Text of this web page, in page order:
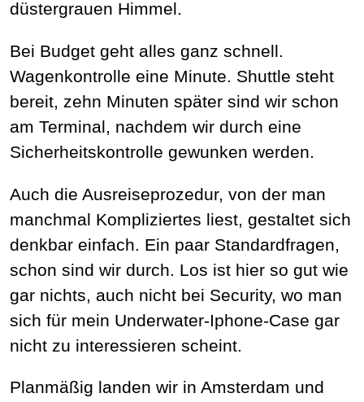
düstergrauen Himmel.
Bei Budget geht alles ganz schnell.
Wagenkontrolle eine Minute. Shuttle steht
bereit, zehn Minuten später sind wir schon
am Terminal, nachdem wir durch eine
Sicherheitskontrolle gewunken werden.
Auch die Ausreiseprozedur, von der man
manchmal Kompliziertes liest, gestaltet sich
denkbar einfach. Ein paar Standardfragen,
schon sind wir durch. Los ist hier so gut wie
gar nichts, auch nicht bei Security, wo man
sich für mein Underwater-Iphone-Case gar
nicht zu interessieren scheint.
Planmäßig landen wir in Amsterdam und